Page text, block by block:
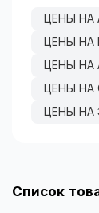
ЦЕНЫ НА
ЦЕНЫ НА
ЦЕНЫ НА
ЦЕНЫ НА
ЦЕНЫ НА
Список